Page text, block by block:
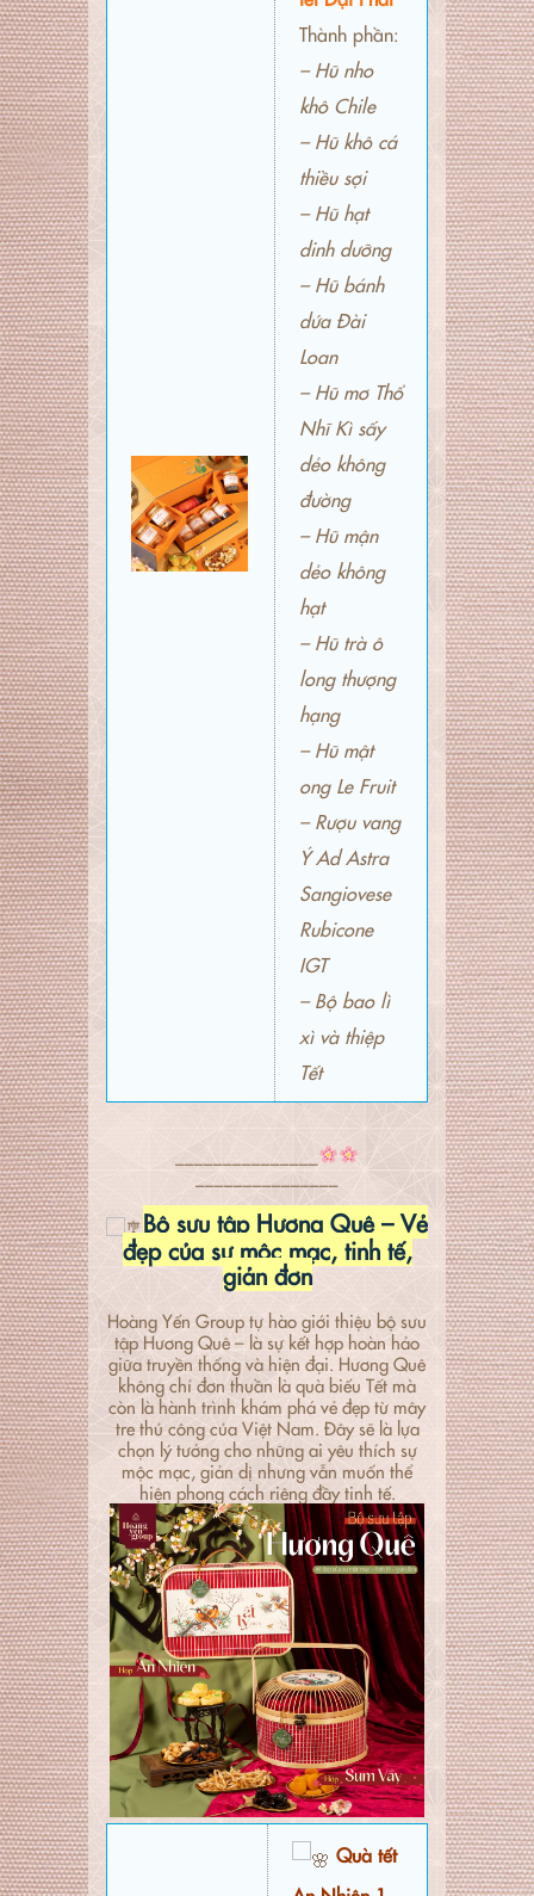
Thành phần:
– Hũ nho
khô Chile
– Hũ khô cá
thiều sợi
– Hũ hạt
dinh dưỡng
– Hũ bánh
dứa Đài
Loan
– Hũ mơ Thổ
Nhĩ Kì sấy
dẻo không
đường
– Hũ mận
dẻo không
hạt
– Hũ trà ô
long thượng
hạng
– Hũ mật
ong Le Fruit
– Rượu vang
Ý Ad Astra
Sangiovese
Rubicone
IGT
– Bộ bao lì
xì và thiệp
Tết
Bộ sưu tập Hương Quê – Vẻ
đẹp của sự mộc mạc, tinh tế,
giản đơn
Hoàng Yến Group tự hào giới thiệu bộ sưu
tập Hương Quê – là sự kết hợp hoàn hảo
giữa truyền thống và hiện đại. Hương Quê
không chỉ đơn thuần là quà biếu Tết mà
còn là hành trình khám phá vẻ đẹp từ mây
tre thủ công của Việt Nam. Đây sẽ là lựa
chọn lý tưởng cho những ai yêu thích sự
mộc mạc, giản dị nhưng vẫn muốn thể
hiện phong cách riêng đầy tinh tế.
Quà tết